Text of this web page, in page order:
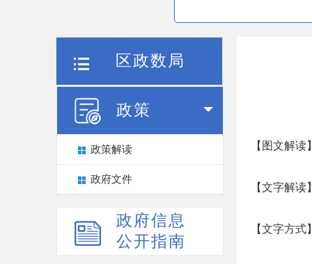
区政数局
政策
政策解读
政府文件
政府信息
公开指南
【图文解
【文字解
【文字方